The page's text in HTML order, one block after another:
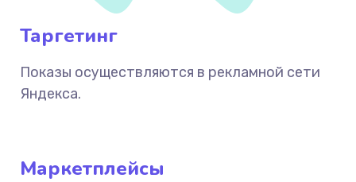
Таргетинг
Показы осуществляются в рекламной сети
Яндекса.
Маркетплейсы